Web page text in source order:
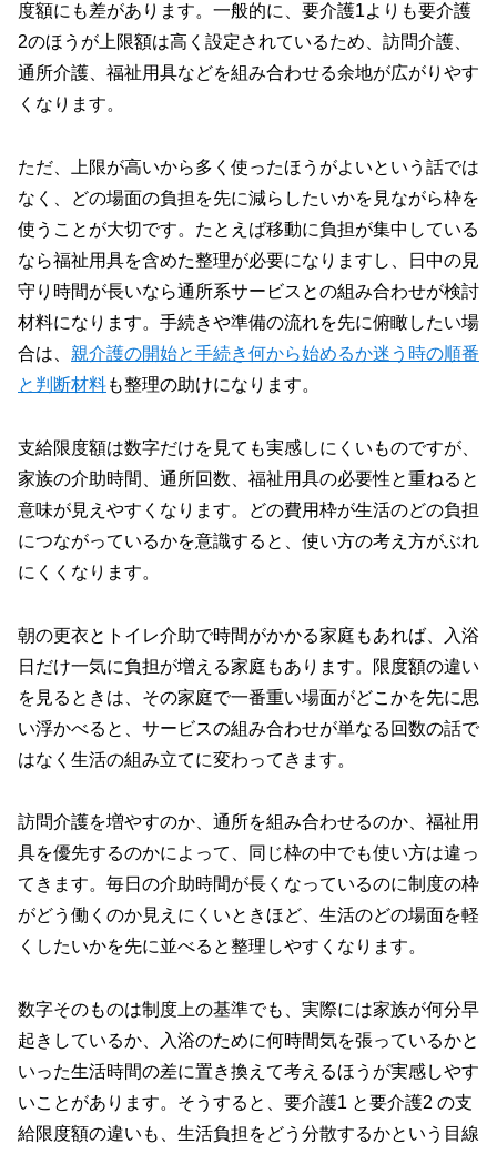
度額にも差があります。一般的に、要介護1よりも要介護
2のほうが上限額は高く設定されているため、訪問介護、
通所介護、福祉用具などを組み合わせる余地が広がりやす
くなります。
ただ、上限が高いから多く使ったほうがよいという話では
なく、どの場面の負担を先に減らしたいかを見ながら枠を
使うことが大切です。たとえば移動に負担が集中している
なら福祉用具を含めた整理が必要になりますし、日中の見
守り時間が長いなら通所系サービスとの組み合わせが検討
材料になります。手続きや準備の流れを先に俯瞰したい場
合は、 親介護の開始と手続き何から始めるか迷う時の順番
と判断材料も整理の助けになります。
支給限度額は数字だけを見ても実感しにくいものですが、
家族の介助時間、通所回数、福祉用具の必要性と重ねると
意味が見えやすくなります。どの費用枠が生活のどの負担
につながっているかを意識すると、使い方の考え方がぶれ
にくくなります。
朝の更衣とトイレ介助で時間がかかる家庭もあれば、入浴
日だけ一気に負担が増える家庭もあります。限度額の違い
を見るときは、その家庭で一番重い場面がどこかを先に思
い浮かべると、サービスの組み合わせが単なる回数の話で
はなく生活の組み立てに変わってきます。
訪問介護を増やすのか、通所を組み合わせるのか、福祉用
具を優先するのかによって、同じ枠の中でも使い方は違っ
てきます。毎日の介助時間が長くなっているのに制度の枠
がどう働くのか見えにくいときほど、生活のどの場面を軽
くしたいかを先に並べると整理しやすくなります。
数字そのものは制度上の基準でも、実際には家族が何分早
起きしているか、入浴のために何時間気を張っているかと
いった生活時間の差に置き換えて考えるほうが実感しやす
いことがあります。そうすると、要介護1 と要介護2 の支
給限度額の違いも、生活負担をどう分散するかという目線